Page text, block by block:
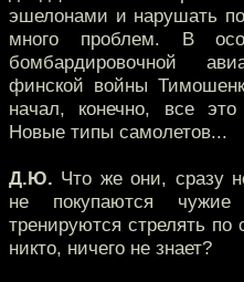
эшелонами и нарушать
много проблем. В
бомбардировочной
финской войны
начал, конечно, все
Новые типы самолетов...
Д.Ю. Что же они, сразу
не покупаются
тренируются стрелять по
никто, ничего не знает?